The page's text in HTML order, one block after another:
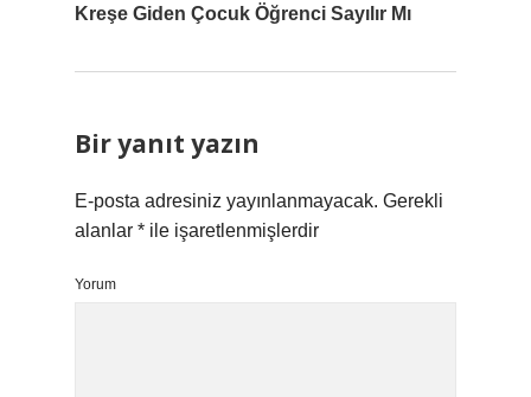
Kreşe Giden Çocuk Öğrenci Sayılır Mı
Bir yanıt yazın
E-posta adresiniz yayınlanmayacak. Gerekli
alanlar * ile işaretlenmişlerdir
Yorum